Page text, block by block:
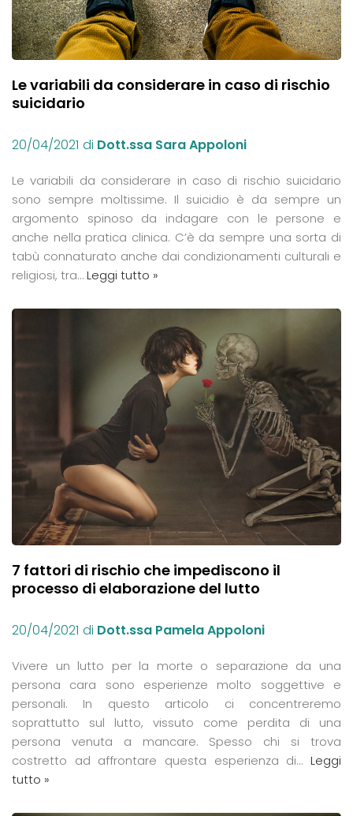
Le variabili da considerare in caso di rischio
suicidario
20/04/2021 di Dott.ssa Sara Appoloni
Le variabili da considerare in caso di rischio suicidario
sono sempre moltissime. Il suicidio è da sempre un
argomento spinoso da indagare con le persone e
anche nella pratica clinica. C’è da sempre una sorta di
tabù connaturato anche dai condizionamenti culturali e
religiosi, tra…Leggi tutto »
7 fattori di rischio che impediscono il
processo di elaborazione del lutto
20/04/2021 di Dott.ssa Pamela Appoloni
Vivere un lutto per la morte o separazione da una
persona cara sono esperienze molto soggettive e
personali. In questo articolo ci concentreremo
soprattutto sul lutto, vissuto come perdita di una
persona venuta a mancare. Spesso chi si trova
costretto ad affrontare questa esperienza di… Leggi
tutto »